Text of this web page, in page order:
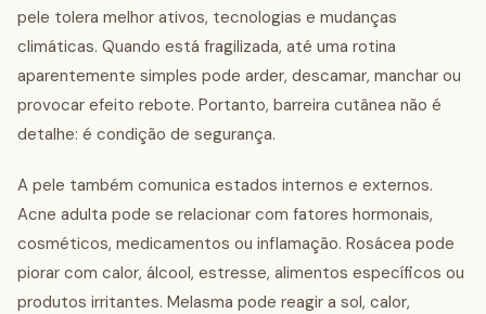
pele tolera melhor ativos, tecnologias e mudanças
climáticas. Quando está fragilizada, até uma rotina
aparentemente simples pode arder, descamar, manchar ou
provocar efeito rebote. Portanto, barreira cutânea não é
detalhe: é condição de segurança.
A pele também comunica estados internos e externos.
Acne adulta pode se relacionar com fatores hormonais,
cosméticos, medicamentos ou inflamação. Rosácea pode
piorar com calor, álcool, estresse, alimentos específicos ou
produtos irritantes. Melasma pode reagir a sol, calor,